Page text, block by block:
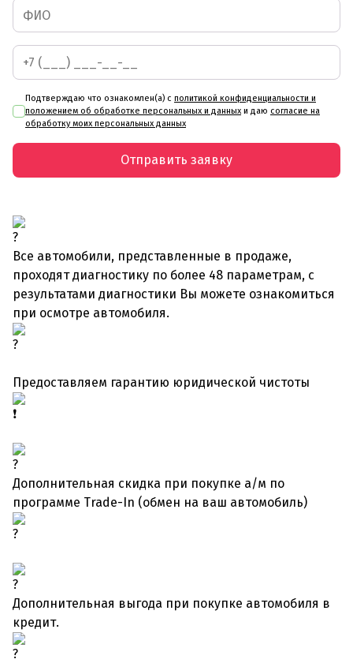
Подтверждаю что ознакомлен(а) с политикой конфиденциальности и
положением об обработке персональных и данных и даю согласие на
обработку моих персональных данных
Отправить заявку
Все автомобили, представленные в продаже,
проходят диагностику по более 48 параметрам, с
результатами диагностики Вы можете ознакомиться
при осмотре автомобиля.
Предоставляем гарантию юридической чистоты
Дополнительная скидка при покупке а/м по
программе Trade-In (обмен на ваш автомобиль)
Дополнительная выгода при покупке автомобиля в
кредит.